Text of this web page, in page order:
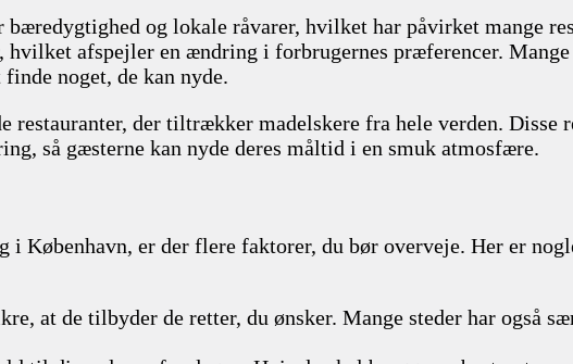
og lokale råvarer, hvilket har påvirket mange
hvilket afspejler en ændring i forbrugernes præferencer.
noget, de kan nyde.
restauranter, der tiltrækker madelskere fra hele verden.
så gæsterne kan nyde deres måltid i en smuk atmosfære.
i København, er der flere faktorer, du bør overveje. Her er
at de tilbyder de retter, du ønsker. Mange steder har også